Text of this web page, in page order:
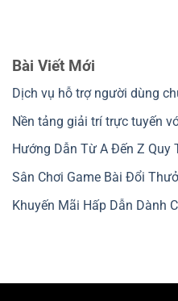
Bài Viết Mới
Dịch vụ hỗ trợ người dùng
Nền tảng giải trí trực tuyến
Hướng Dẫn Từ A Đến Z Quy
Sân Chơi Game Bài Đổi
Khuyến Mãi Hấp Dẫn Dành